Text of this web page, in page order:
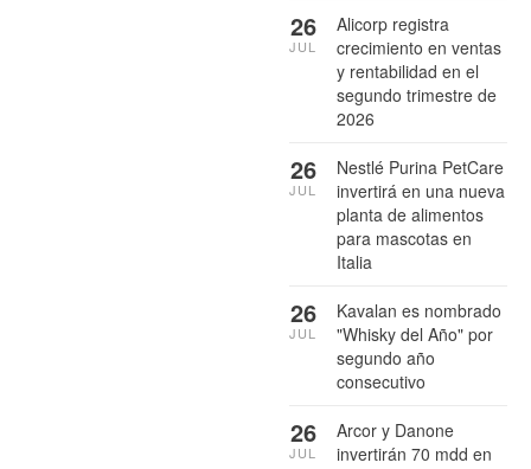
Alicorp registra
crecimiento en ventas
y rentabilidad en el
segundo trimestre de
2026
26
JUL
Nestlé Purina PetCare
invertirá en una nueva
planta de alimentos
para mascotas en
Italia
26
JUL
Kavalan es nombrado
"Whisky del Año" por
segundo año
consecutivo
26
JUL
Arcor y Danone
invertirán 70 mdd en
26
JUL